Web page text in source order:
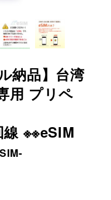
納品】台湾
用 プリペ
※※eSIM